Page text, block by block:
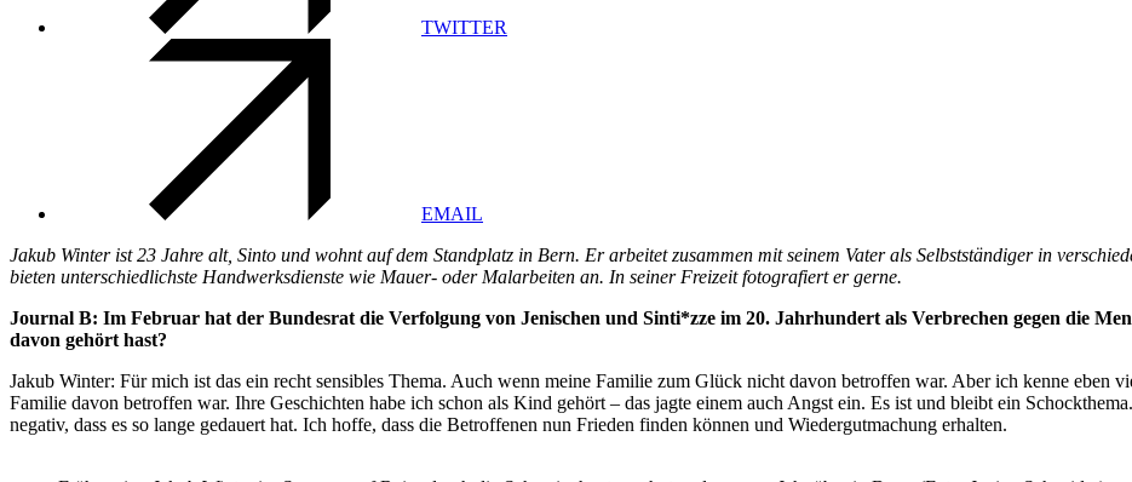
TWITTER
EMAIL
Jakub Winter ist 23 Jahre alt, Sinto und wohnt auf dem Standplatz in Bern. Er arbeitet zusammen mit seinem Vater als Selbstständiger in
bieten unterschiedlichste Handwerksdienste wie Mauer- oder Malarbeiten an. In seiner Freizeit fotografiert er gerne.
Journal B: Im Februar hat der Bundesrat die Verfolgung von Jenischen und Sinti*zze im 20. Jahrhundert als Verbrechen gegen die
davon gehört hast?
Jakub Winter: Für mich ist das ein recht sensibles Thema. Auch wenn meine Familie zum Glück nicht davon betroffen war. Aber ich kenne eben
Familie davon betroffen war. Ihre Geschichten habe ich schon als Kind gehört – das jagte einem auch Angst ein. Es ist und bleibt ein
negativ, dass es so lange gedauert hat. Ich hoffe, dass die Betroffenen nun Frieden finden können und Wiedergutmachung erhalten.